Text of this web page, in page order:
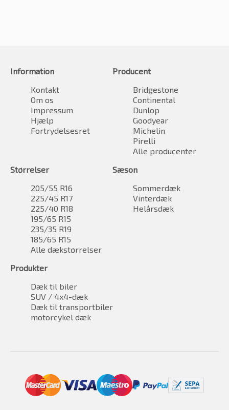
Information
Kontakt
Om os
Impressum
Hjælp
Fortrydelsesret
Producent
Bridgestone
Continental
Dunlop
Goodyear
Michelin
Pirelli
Alle producenter
Størrelser
205/55 R16
225/45 R17
225/40 R18
195/65 R15
235/35 R19
185/65 R15
Alle dækstørrelser
Sæson
Sommerdæk
Vinterdæk
Helårsdæk
Produkter
Dæk til biler
SUV / 4x4-dæk
Dæk til transportbiler
motorcykel dæk